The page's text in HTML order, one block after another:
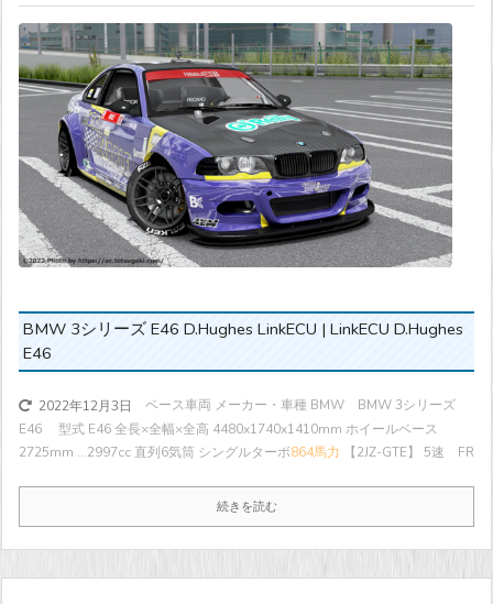
BMW 3シリーズ E46 D.Hughes LinkECU | LinkECU D.Hughes
E46
2022年12月3日
ベース車両 メーカー・車種 BMW BMW 3シリーズ
E46 型式 E46 全長×全幅×全高 4480x1740x1410mm ホイールベース
2725mm ...2997cc 直列6気筒 シングルターボ864馬力 【2JZ-GTE】 5速 FR
続きを読む